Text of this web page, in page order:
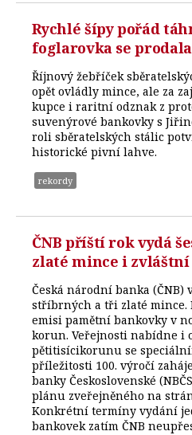
Rychlé šípy pořád
foglarovka se
Říjnový žebříček
opět ovládly mince, ale za
kupce i raritní odznak z
suvenýrové bankovky s
roli sběratelských stálic
historické pivní lahve.
rekordy
ČNB příští rok vydá
zlaté mince i
Česká národní banka (ČNB)
stříbrných a tři zlaté mince.
emisi pamětní bankovky v
korun. Veřejnosti nabídne i
pětitisícikorunu se
příležitosti 100. výročí
banky Československé
plánu zveřejněného na
Konkrétní termíny vydání
bankovek zatím ČNB